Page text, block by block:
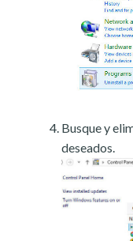
Busque y
deseados.